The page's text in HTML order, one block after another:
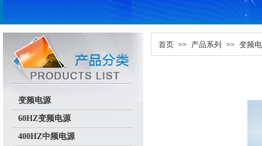
首页 >> 产品系列 >> 变频
变频电源
60HZ变频电源
400HZ中频电源